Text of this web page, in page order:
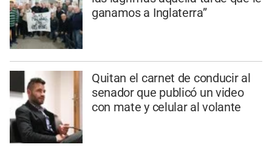
ganamos a Inglaterra”
Quitan el carnet de conducir al
senador que publicó un video
con mate y celular al volante